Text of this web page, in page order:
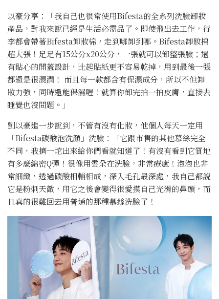
以豪分享：「我自己也很常使用Bifesta的全系列洗臉卸妝
產品，對我來說已經是生活必需品了。即使飛出去工作，行
李都會帶著Bifesta卸妝棉，走到哪卸到哪。Bifesta卸妝棉
超大張！足足有15公分x20公分，一張就可以卸整張臉；還
有貼心的開蓋設計，比起貼紙更不容易乾掉，用到最後一張
都還是很濕潤！ 而且每一款都含有保濕成分，所以不但卸
妝力強，同時還能保濕喔！就算你卸完拍一拍皮膚，直接去
睡覺也沒問題。」
劉以豪進一步說到，不管有沒有化妝，他個人每天一定用
「Bifesta碳酸泡洗顏」洗臉：「它跟市售的其他慕絲完全
不同，我擠一坨出來給你們看就知道了！有沒有看到它質地
有多麼綿密Q彈！很像用雲朵在洗臉，非常療癒！泡泡也非
常細緻，透過碳酸相輔相成，深入毛孔最深處，我自己都說
它是粉刺天敵，用它之後會變得很愛摸自己光滑的鼻頭，而
且真的很難回去用普通的那種慕絲洗臉了！